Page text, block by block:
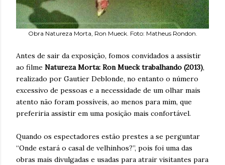
Obra Natureza Morta, Ron Mueck. Foto: Matheus Rondon.
Antes de sair da exposição, fomos convidados a assistir
ao filme Natureza Morta: Ron Mueck trabalhando (2013),
realizado por Gautier Deblonde, no entanto o número
excessivo de pessoas e a necessidade de um olhar mais
atento não foram possíveis, ao menos para mim, que
preferiria assistir em uma posição mais confortável.
Quando os espectadores estão prestes a se perguntar
“Onde estará o casal de velhinhos?”, pois foi uma das
obras mais divulgadas e usadas para atrair visitantes para